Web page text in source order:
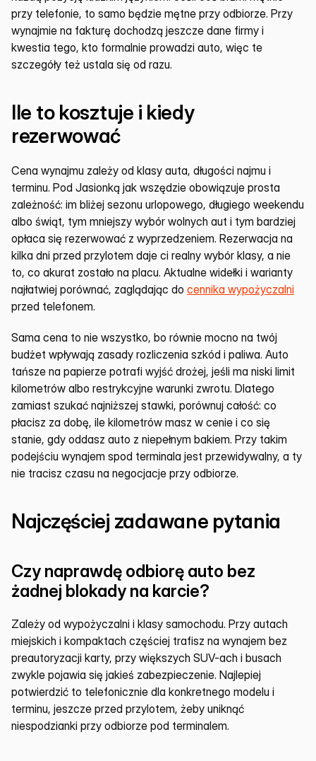
przy telefonie, to samo będzie mętne przy odbiorze. Przy
wynajmie na fakturę dochodzą jeszcze dane firmy i
kwestia tego, kto formalnie prowadzi auto, więc te
szczegóły też ustala się od razu.
Ile to kosztuje i kiedy
rezerwować
Cena wynajmu zależy od klasy auta, długości najmu i
terminu. Pod Jasionką jak wszędzie obowiązuje prosta
zależność: im bliżej sezonu urlopowego, długiego weekendu
albo świąt, tym mniejszy wybór wolnych aut i tym bardziej
opłaca się rezerwować z wyprzedzeniem. Rezerwacja na
kilka dni przed przylotem daje ci realny wybór klasy, a nie
to, co akurat zostało na placu. Aktualne widełki i warianty
najłatwiej porównać, zaglądając do cennika wypożyczalni
przed telefonem.
Sama cena to nie wszystko, bo równie mocno na twój
budżet wpływają zasady rozliczenia szkód i paliwa. Auto
tańsze na papierze potrafi wyjść drożej, jeśli ma niski limit
kilometrów albo restrykcyjne warunki zwrotu. Dlatego
zamiast szukać najniższej stawki, porównuj całość: co
płacisz za dobę, ile kilometrów masz w cenie i co się
stanie, gdy oddasz auto z niepełnym bakiem. Przy takim
podejściu wynajem spod terminala jest przewidywalny, a ty
nie tracisz czasu na negocjacje przy odbiorze.
Najczęściej zadawane pytania
Czy naprawdę odbiorę auto bez
żadnej blokady na karcie?
Zależy od wypożyczalni i klasy samochodu. Przy autach
miejskich i kompaktach częściej trafisz na wynajem bez
preautoryzacji karty, przy większych SUV-ach i busach
zwykle pojawia się jakieś zabezpieczenie. Najlepiej
potwierdzić to telefonicznie dla konkretnego modelu i
terminu, jeszcze przed przylotem, żeby uniknąć
niespodzianki przy odbiorze pod terminalem.